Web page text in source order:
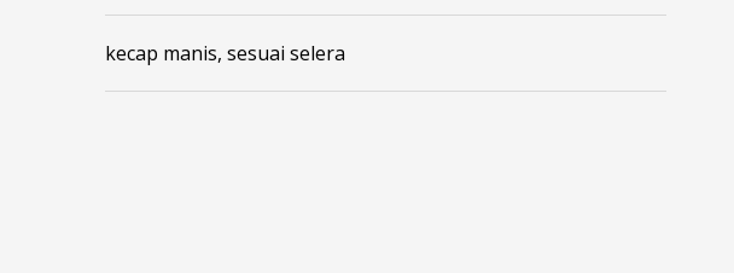
kecap manis, sesuai selera